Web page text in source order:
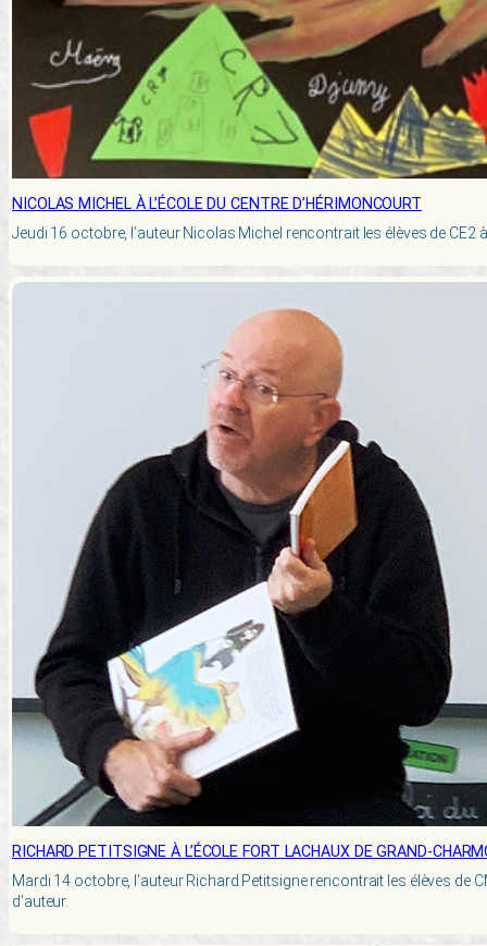
NICOLAS MICHEL À L’ÉCOLE DU CENTRE D’HÉRIMONCOURT
Jeudi 16 octobre, l’auteur Nicolas Michel rencontrait les élèves de
RICHARD PETITSIGNE À L’ÉCOLE FORT LACHAUX DE GRAND-
Mardi 14 octobre, l’auteur Richard Petitsigne rencontrait les élèves de
d’auteur.